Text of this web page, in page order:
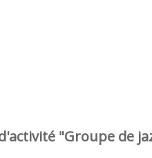
"Groupe de